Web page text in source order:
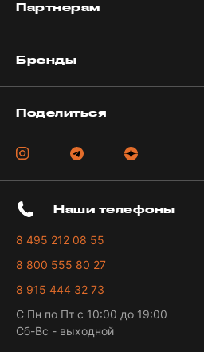
Партнерам
Бренды
Поделиться
Наши телефоны
8 495 212 08 55
8 800 555 80 27
8 915 444 32 73
С Пн по Пт с 10:00 до 19:00
Сб-Вс - выходной